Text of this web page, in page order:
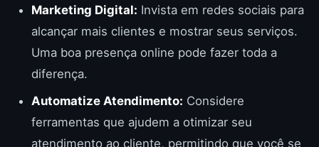
Marketing Digital: Invista em redes sociais para
alcançar mais clientes e mostrar seus serviços.
Uma boa presença online pode fazer toda a
diferença.
Automatize Atendimento: Considere
ferramentas que ajudem a otimizar seu
atendimento ao cliente, permitindo que você se